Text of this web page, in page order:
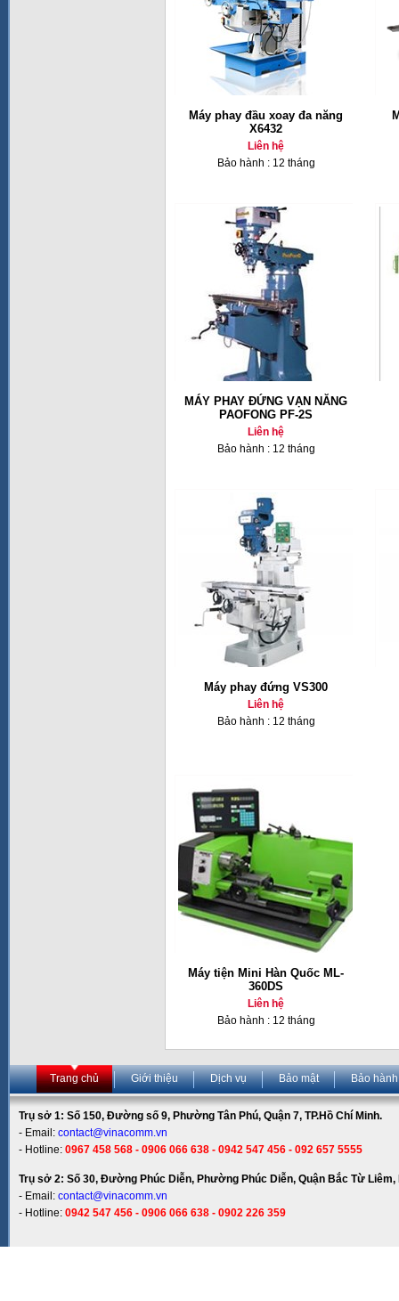
Máy phay đầu xoay đa năng
X6432
Liên hệ
Bảo hành : 12 tháng
MÁY PHAY ĐỨNG VẠN NĂNG
PAOFONG PF-2S
Liên hệ
Bảo hành : 12 tháng
Máy phay đứng VS300
Liên hệ
Bảo hành : 12 tháng
Máy tiện Mini Hàn Quốc ML-
360DS
Liên hệ
Bảo hành : 12 tháng
Trang chủ Giới thiệu Dịch vụ Bảo mật Bảo hành
Trụ sở 1: Số 150, Đường số 9, Phường Tân Phú, Quận 7, TP.Hồ Chí Minh.
- Email: contact@vinacomm.vn
- Hotline: 0967 458 568 - 0906 066 638 - 0942 547 456 - 092 657 5555
Trụ sở 2: Số 30, Đường Phúc Diễn, Phường Phúc Diễn, Quận Bắc Từ Liêm,
- Email: contact@vinacomm.vn
- Hotline: 0942 547 456 - 0906 066 638 - 0902 226 359